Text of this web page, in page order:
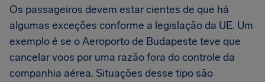
Os passageiros devem estar cientes de que há
algumas exceções conforme a legislação da UE. Um
exemplo é se o Aeroporto de Budapeste teve que
cancelar voos por uma razão fora do controle da
companhia aérea. Situações desse tipo são